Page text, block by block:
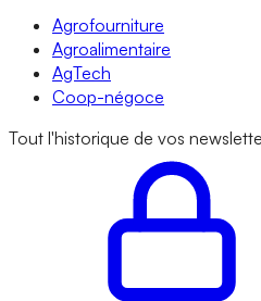
Agrofourniture
Agroalimentaire
AgTech
Coop-négoce
Tout l'historique de vos